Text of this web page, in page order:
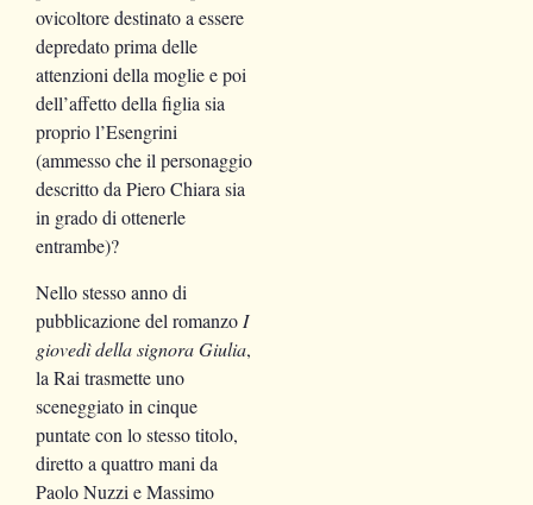
ovicoltore destinato a essere
depredato prima delle
attenzioni della moglie e poi
dell’affetto della figlia sia
proprio l’Esengrini
(ammesso che il personaggio
descritto da Piero Chiara sia
in grado di ottenerle
entrambe)?
Nello stesso anno di
pubblicazione del romanzo I
giovedì della signora Giulia,
la Rai trasmette uno
sceneggiato in cinque
puntate con lo stesso titolo,
diretto a quattro mani da
Paolo Nuzzi e Massimo